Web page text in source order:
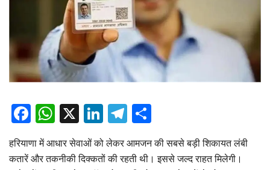
Facebook
WhatsApp
X LinkedIn
Telegram
हरियाणा में आधार सेवाओं को लेकर आमजन की सबसे बड़ी शिकायत लंबी
कतारें और तकनीकी दिक्कतों की रहती थी। इससे जल्द राहत मिलेगी।